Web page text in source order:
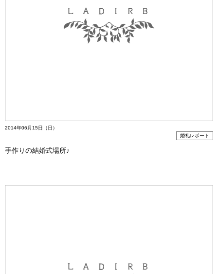
2014年06月15日（日）
婚礼レポート
手作りの結婚式場所♪